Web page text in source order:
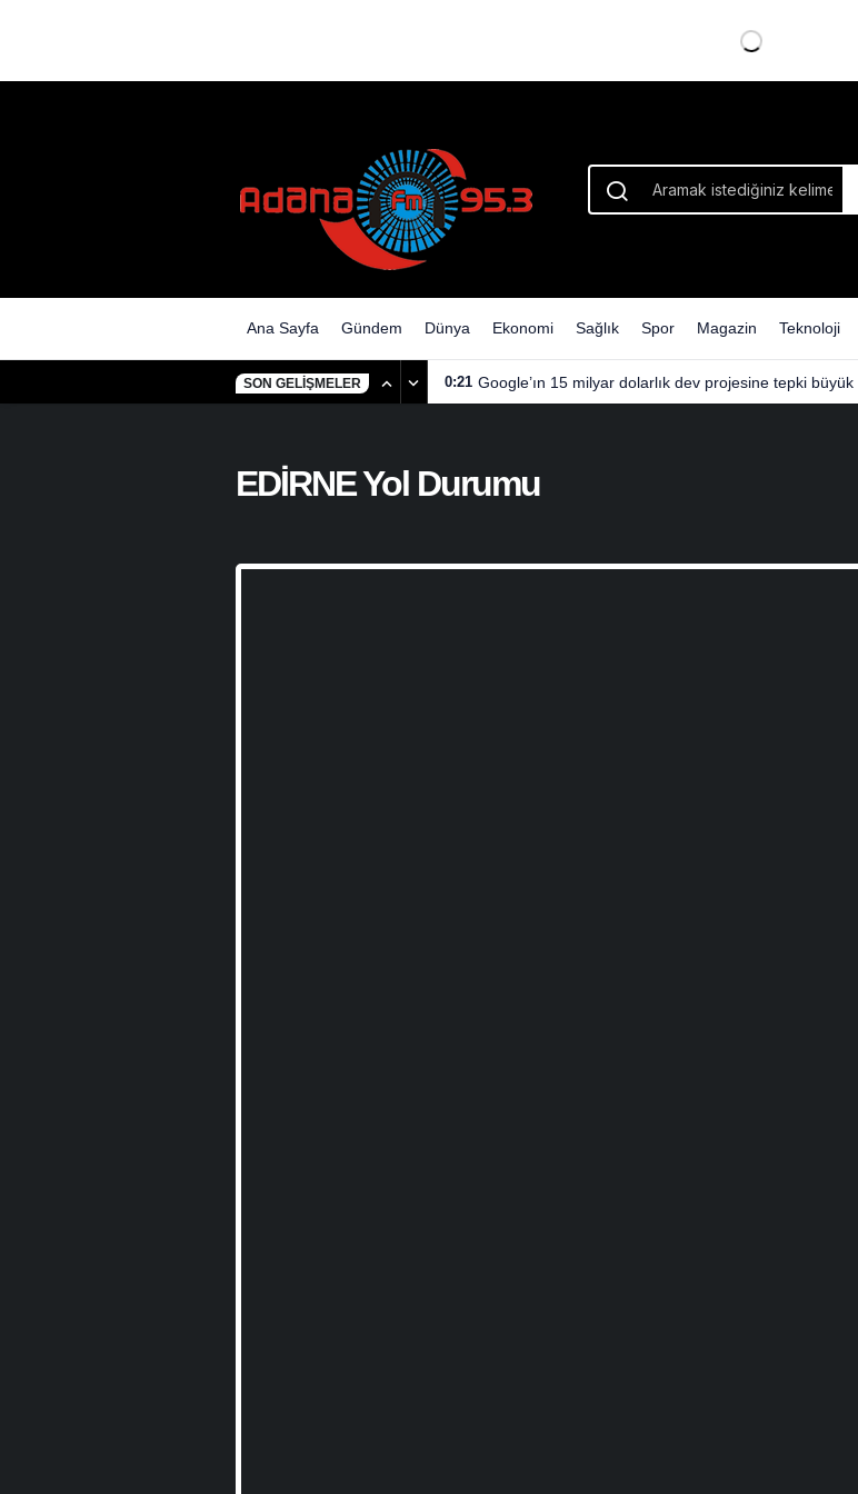
Ana Sayfa Gündem Dünya Ekonomi Sağlık Spor Magazin Teknoloji
SON GELIŞMELER 0:21 Google’ın 15 milyar dolarlık dev projesine tepki büyük
EDİRNE Yol Durumu